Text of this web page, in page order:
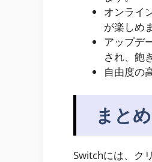
オンライ
が楽しめ
アップデ
され、飽
自由度の
まとめ
Switchには、ク